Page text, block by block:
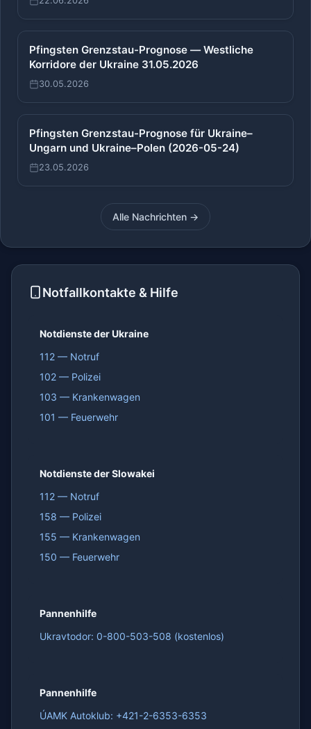
Pfingsten Grenzstau-Prognose — Westliche
Korridore der Ukraine 31.05.2026
30.05.2026
Pfingsten Grenzstau-Prognose für Ukraine–
Ungarn und Ukraine–Polen (2026-05-24)
23.05.2026
Alle Nachrichten →
Notfallkontakte & Hilfe
Notdienste der Ukraine
112 — Notruf
102 — Polizei
103 — Krankenwagen
101 — Feuerwehr
Notdienste der Slowakei
112 — Notruf
158 — Polizei
155 — Krankenwagen
150 — Feuerwehr
Pannenhilfe
Ukravtodor: 0-800-503-508 (kostenlos)
Pannenhilfe
ÚAMK Autoklub: +421-2-6353-6353